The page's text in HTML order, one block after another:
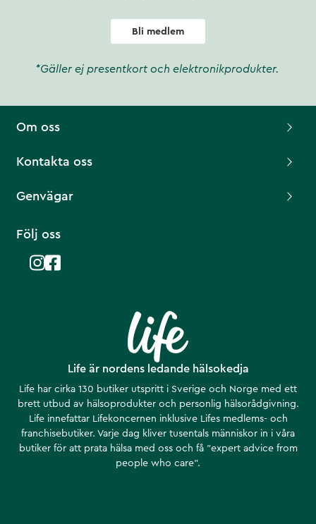
Bli medlem
*Gäller ej presentkort och elektronikprodukter.
Life är nordens ledande hälsokedja
Life har cirka 130 butiker utspritt i Sverige och Norge med ett
brett utbud av hälsoprodukter och personlig hälsorådgivning.
Life innefattar Lifekoncernen inklusive Lifes medlems- och
franchisebutiker. Varje dag kliver tusentals människor in i våra
butiker för att prata hälsa med oss och få ”expert advice from
people who care”.
Om oss
Kontakta oss
Genvägar
Följ oss